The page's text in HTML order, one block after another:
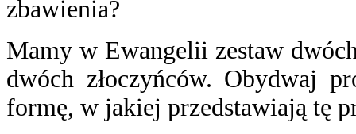
zbawienia?
Mamy w Ewangelii zestaw
dwóch złoczyńców. Obydwaj
formę, w jakiej przedstawiają tę